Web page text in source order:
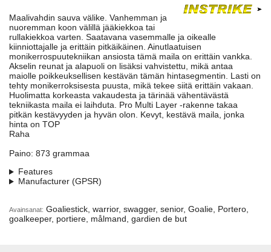
Maalivahdin sauva välike. Vanhemman ja
nuoremman koon välillä jääkiekkoa tai
rullakiekkoa varten. Saatavana vasemmalle ja oikealle
kiinniottajalle ja erittäin pitkäikäinen. Ainutlaatuisen
monikerrospuutekniikan ansiosta tämä maila on erittäin vankka.
Akselin reunat ja alapuoli on lisäksi vahvistettu, mikä antaa
maiolle poikkeuksellisen kestävän tämän hintasegmentin. Lasti on
tehty monikerroksisesta puusta, mikä tekee siitä erittäin vakaan.
Huolimatta korkeasta vakaudesta ja tärinää vähentävästä
tekniikasta maila ei laihduta. Pro Multi Layer -rakenne takaa
pitkän kestävyyden ja hyvän olon. Kevyt, kestävä maila, jonka
hinta on TOP
Raha
Paino: 873 grammaa
Features
Manufacturer (GPSR)
Avainsanat: Goaliestick, warrior, swagger, senior, Goalie, Portero,
goalkeeper, portiere, målmand, gardien de but